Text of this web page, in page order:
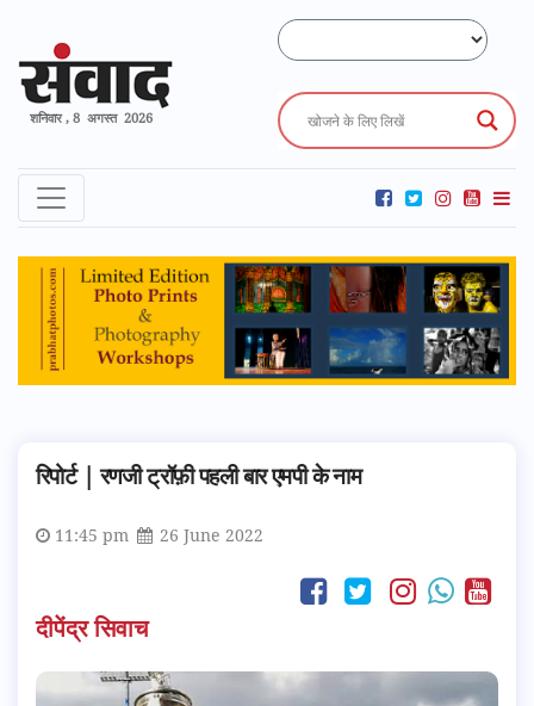
शनिवार , 8 अगस्त 2026
रिपोर्ट | रणजी ट्रॉफ़ी पहली बार एमपी के नाम
11:45 pm 26 June 2022
दीपेंद्र सिवाच